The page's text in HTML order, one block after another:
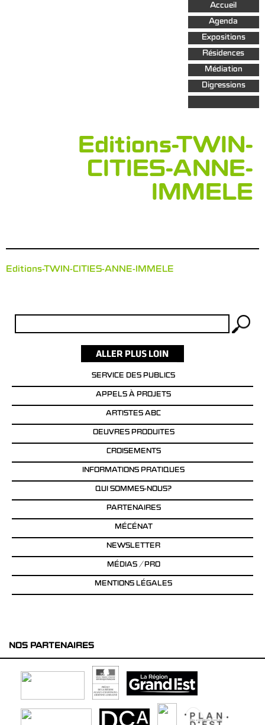
Aller au
contenu
principal
Accueil
Agenda
Expositions
Résidences
Médiation
Digressions
Editions-TWIN-
CITIES-ANNE-
IMMELE
Editions-TWIN-CITIES-ANNE-IMMELE
SERVICE DES PUBLICS
APPELS À PROJETS
ARTISTES ABC
OEUVRES PRODUITES
CROISEMENTS
INFORMATIONS PRATIQUES
QUI SOMMES-NOUS?
PARTENAIRES
MÉCÉNAT
NEWSLETTER
MÉDIAS / PRO
MENTIONS LÉGALES
NOS PARTENAIRES